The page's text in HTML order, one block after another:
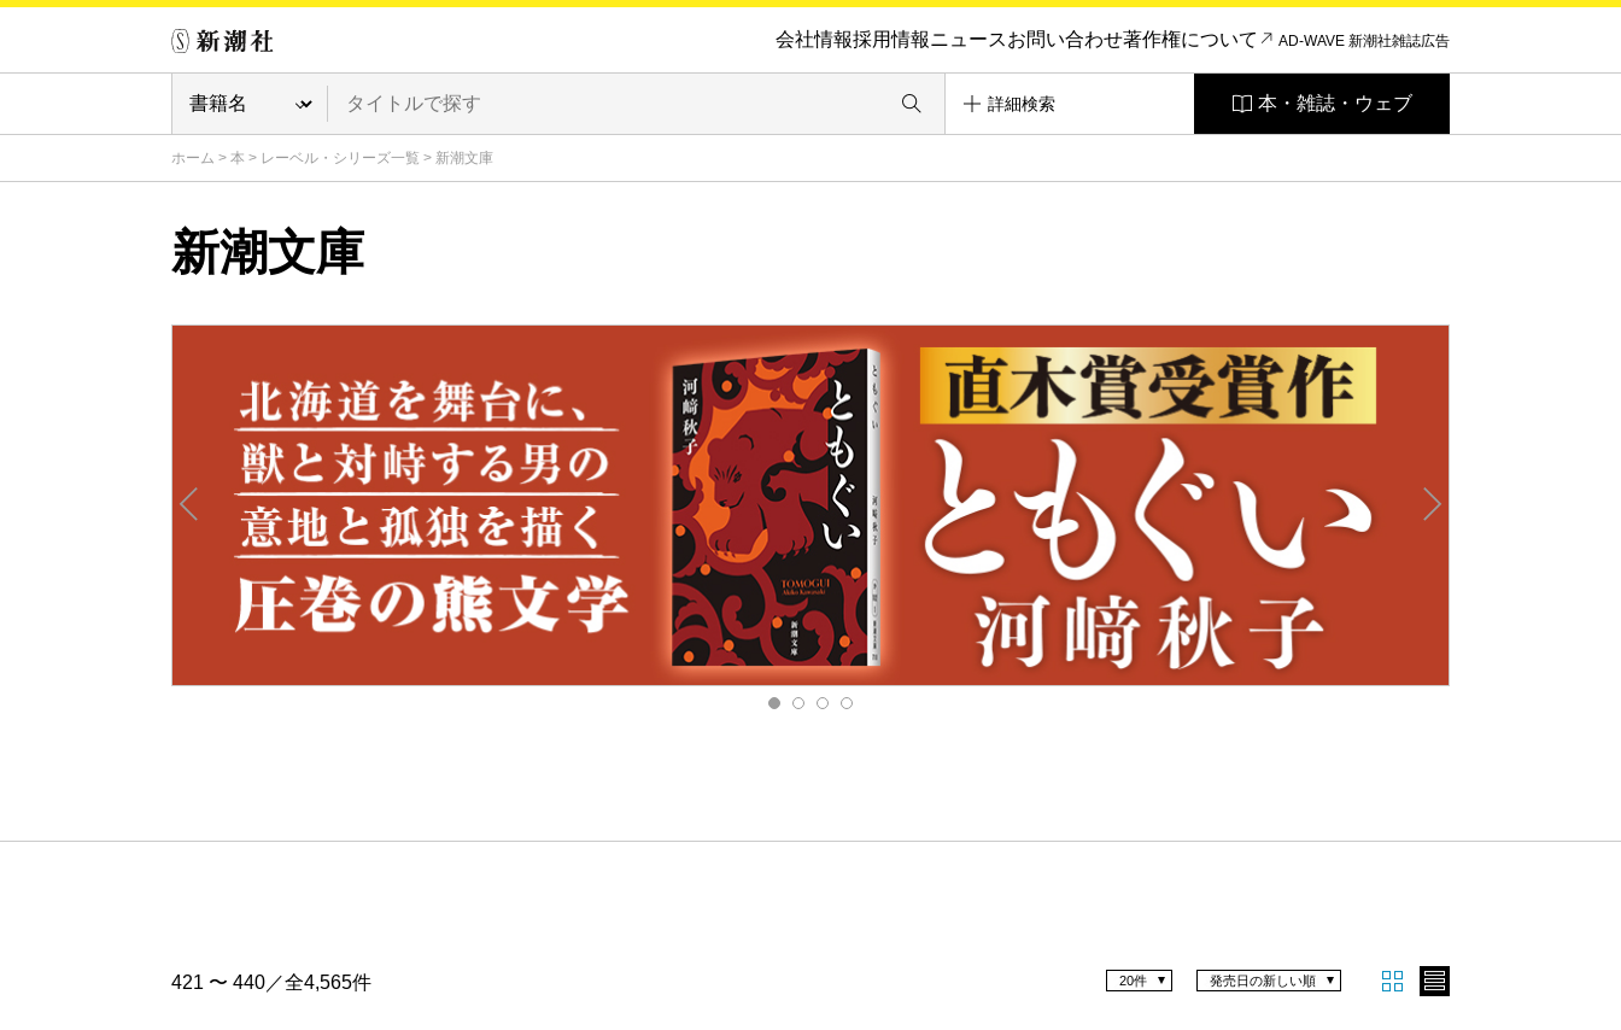
会社情報採用情報ニュースお問い合わせ著作権について AD-WAVE 新潮社雑誌広告
詳細検索 本・雑誌・ウェブ
ホーム > 本 > レーベル・シリーズ一覧 > 新潮文庫
新潮文庫
421 〜 440／全4,565件 発売日の新しい順
20件